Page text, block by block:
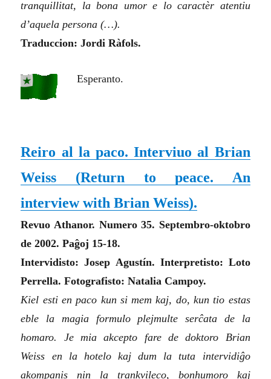
tranquillitat, la bona umor e lo caractèr atentiu
d’aquela persona (…).
Traduccion: Jordi Ràfols.
Esperanto.
Reiro al la paco. Interviuo al Brian
Weiss (Return to peace. An
interview with Brian Weiss).
Revuo Athanor. Numero 35. Septembro-oktobro
de 2002. Paĝoj 15-18.
Intervidisto: Josep Agustín. Interpretisto: Loto
Perrella. Fotografisto: Natalia Campoy.
Kiel esti en paco kun si mem kaj, do, kun tio estas
eble la magia formulo plejmulte serĉata de la
homaro. Je mia akcepto fare de doktoro Brian
Weiss en la hotelo kaj dum la tuta intervidiĝo
akompanis nin la trankvileco, bonhumoro kaj